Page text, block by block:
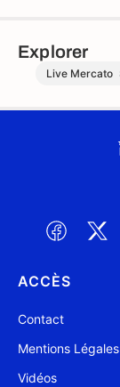
Explorer
Live Mercato
ACCÈS
Contact
Mentions Légales
Vidéos